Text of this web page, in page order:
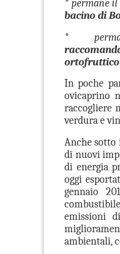
* permane il
bacino di
*
In poche
ovicaprino
raccogliere
verdura e
Anche sotto
di nuovi
di energia
oggi
gennaio
emissioni
ambientali,